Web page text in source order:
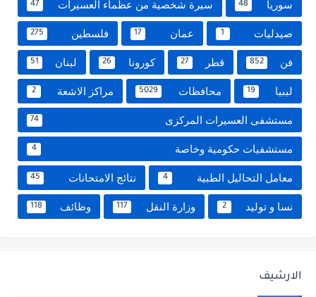
سوريا 48 سيرة شخصية من عظماء العسيرات 47
صيدليات 1 عمان 17 فلسطين 275
فن 852 قطر 27 كورونا 26 لبنان 51
ليبيا 19 محافظات 5029 مراكز الاشعة 2
مستشفى العسيرات المركزى 74
مستشفيات حكومية وخاصة 4
معامل التحاليل الطبية 4 نتائج الامتحانات 45
نسا و توليد 2 وزارة النقل 117 وظائف 118
الارشيف